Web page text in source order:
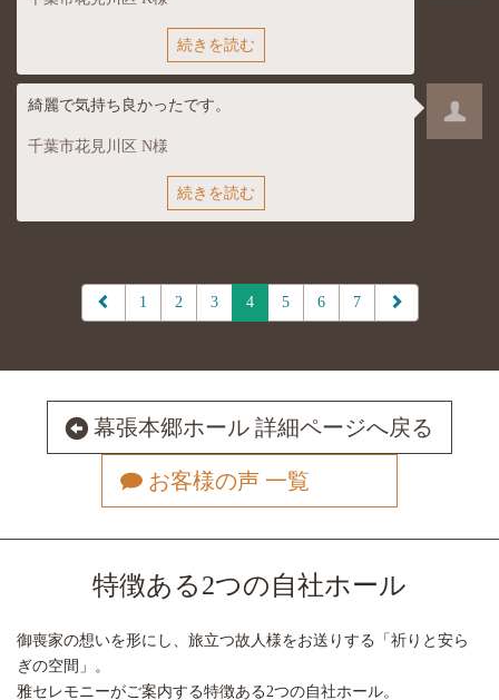
続きを読む
綺麗で気持ち良かったです。
千葉市花見川区 N様
続きを読む
1 2 3 4 5 6 7
幕張本郷ホール 詳細ページへ戻る
お客様の声 一覧
特徴ある2つの自社ホール
御喪家の想いを形にし、旅立つ故人様をお送りする「祈りと安ら
ぎの空間」。
雅セレモニーがご案内する特徴ある2つの自社ホール。